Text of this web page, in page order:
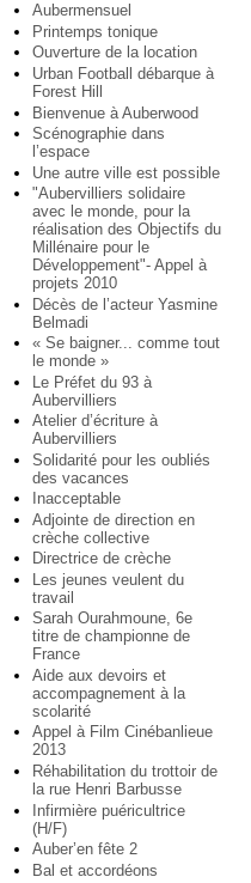
Aubermensuel
Printemps tonique
Ouverture de la location
Urban Football débarque à
Forest Hill
Bienvenue à Auberwood
Scénographie dans
l’espace
Une autre ville est possible
"Aubervilliers solidaire
avec le monde, pour la
réalisation des Objectifs du
Millénaire pour le
Développement"- Appel à
projets 2010
Décès de l’acteur Yasmine
Belmadi
« Se baigner... comme tout
le monde »
Le Préfet du 93 à
Aubervilliers
Atelier d’écriture à
Aubervilliers
Solidarité pour les oubliés
des vacances
Inacceptable
Adjointe de direction en
crèche collective
Directrice de crèche
Les jeunes veulent du
travail
Sarah Ourahmoune, 6e
titre de championne de
France
Aide aux devoirs et
accompagnement à la
scolarité
Appel à Film Cinébanlieue
2013
Réhabilitation du trottoir de
la rue Henri Barbusse
Infirmière puéricultrice
(H/F)
Auber’en fête 2
Bal et accordéons